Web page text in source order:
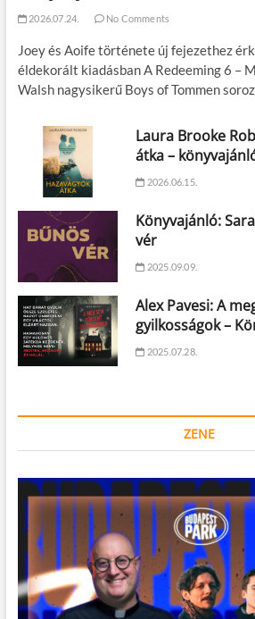
2026.07.24. No Comments
Joey és Aoife története új fejezethez
éldekorált kiadásban A Redeeming 6 –
Walsh nagysikerű Boys of Tommen
Laura Brooke
átka –
2026.06.15.
Könyvajánló:
vér
2025.09.09.
Alex Pavesi: A
gyilkosságok –
2025.07.28.
ZENE